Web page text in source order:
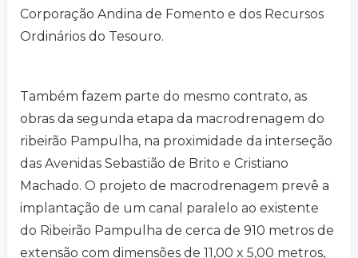
Corporação Andina de Fomento e dos Recursos
Ordinários do Tesouro.
Também fazem parte do mesmo contrato, as
obras da segunda etapa da macrodrenagem do
ribeirão Pampulha, na proximidade da interseção
das Avenidas Sebastião de Brito e Cristiano
Machado. O projeto de macrodrenagem prevê a
implantação de um canal paralelo ao existente
do Ribeirão Pampulha de cerca de 910 metros de
extensão com dimensões de 11,00 x 5,00 metros,